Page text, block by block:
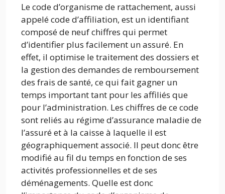
Le code d’organisme de rattachement, aussi
appelé code d’affiliation, est un identifiant
composé de neuf chiffres qui permet
d’identifier plus facilement un assuré. En
effet, il optimise le traitement des dossiers et
la gestion des demandes de remboursement
des frais de santé, ce qui fait gagner un
temps important tant pour les affiliés que
pour l’administration. Les chiffres de ce code
sont reliés au régime d’assurance maladie de
l’assuré et à la caisse à laquelle il est
géographiquement associé. Il peut donc être
modifié au fil du temps en fonction de ses
activités professionnelles et de ses
déménagements. Quelle est donc